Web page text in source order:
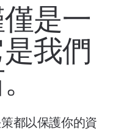
是一
我們
都以保護你的資